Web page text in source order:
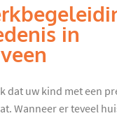
in
dat uw kind met een
Wanneer er teveel